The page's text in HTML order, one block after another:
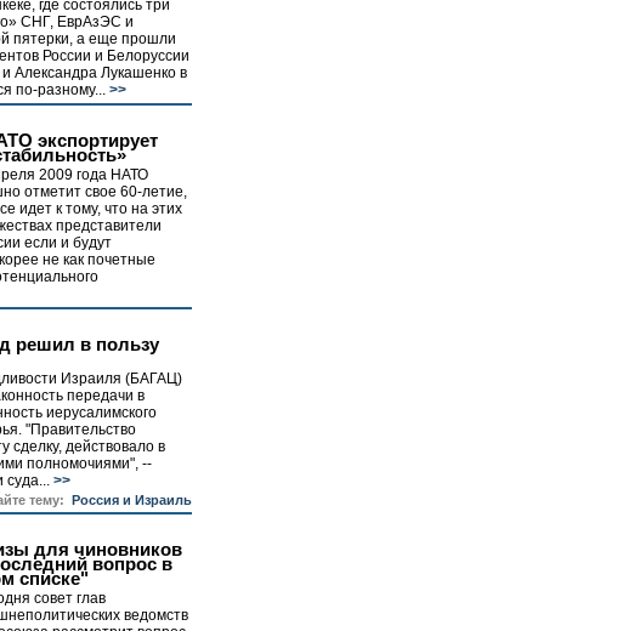
где состоялись три
СНГ, ЕврАзЭС и
пятерки, а еще прошли
России и Белоруссии
Александра Лукашенко в
по-разному... >>
экспортирует
2009 года НАТО
отметит свое 60-летие,
идет к тому, что на этих
представители
если и будут
не как почетные
решил в пользу
Израиля (БАГАЦ)
передачи в
иерусалимского
"Правительство
сделку, действовало в
полномочиями", --
суда... >>
тему: Россия и Израиль
для чиновников
вопрос в
списке"
совет глав
ведомств